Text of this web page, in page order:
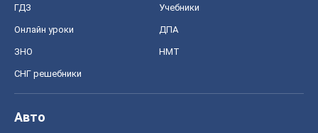
ГДЗ Учебники
Онлайн уроки ДПА
ЗНО НМТ
СНГ решебники
Авто